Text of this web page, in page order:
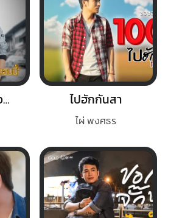
อ้ายเสียเจ้าไปหรือยัง ไปฮักกันสา
ไผ่ พงศธร